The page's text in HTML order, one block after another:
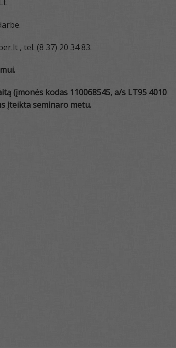
, tel. (8 37) 20 34 83.
.
(įmonės kodas 110068545, a/s LT95 4010
įteikta seminaro metu.